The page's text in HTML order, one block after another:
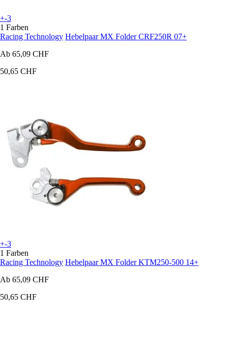
+-3
1 Farben
Racing Technology Hebelpaar MX Folder CRF250R 07+
Ab 65,09 CHF
50,65 CHF
+-3
1 Farben
Racing Technology Hebelpaar MX Folder KTM250-500 14+
Ab 65,09 CHF
50,65 CHF